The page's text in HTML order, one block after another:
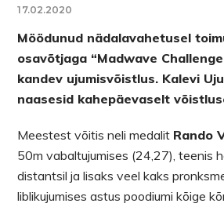
17.02.2020
Möödunud nädalavahetusel
osavõtjaga “Madwave
kandev ujumisvõistlus. Kalevi
naasesid kahepäevaselt
Meestest võitis neli medalit Rando
50m vabaltujumises (24,27), teenis
distantsil ja lisaks veel kaks
liblikujumises astus poodiumi kõige